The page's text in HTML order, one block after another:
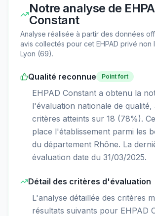
Notre analyse de
Constant
Analyse réalisée à partir des données
avis collectés pour cet EHPAD privé non
Lyon (69).
Qualité reconnue Point fort
EHPAD Constant a obtenu la
l'évaluation nationale de qualité,
critères atteints sur 18 (78%).
place l'établissement parmi les
du département Rhône. La
évaluation date du 31/03/2025.
Détail des critères d'évaluation
L'analyse détaillée des critères
résultats suivants pour EHPAD